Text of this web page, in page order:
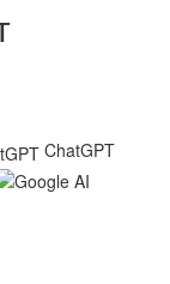
ChatGPT